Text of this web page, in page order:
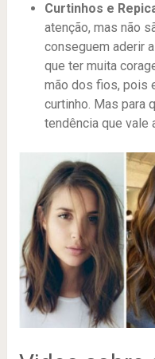
Curtinhos e
atenção, mas não
conseguem aderir
que ter muita
mão dos fios, pois
curtinho. Mas para
tendência que vale